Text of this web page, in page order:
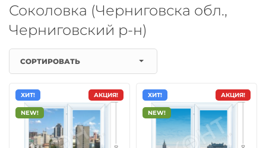
Соколовка (Черниговска обл.,
Черниговский р-н)
СОРТИРОВАТЬ
АКЦИЯ!
ХИТ!
NEW!
АКЦИЯ!
ХИТ!
NEW!